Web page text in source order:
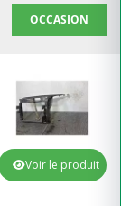
OCCASION
Voir le produit